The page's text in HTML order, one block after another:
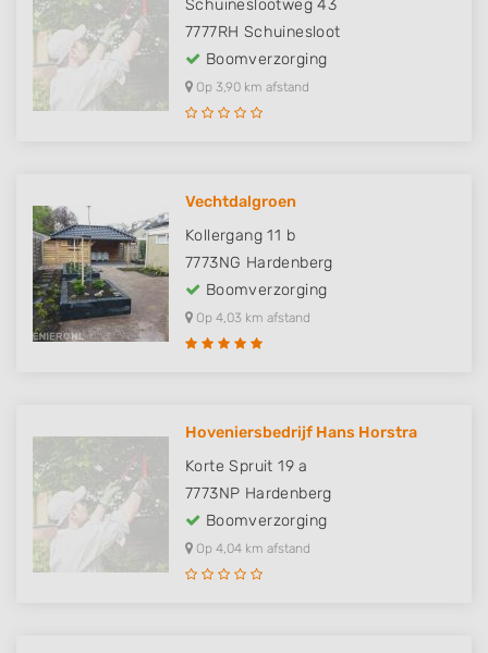
Schuineslootweg 43
7777RH Schuinesloot
Boomverzorging
Op 3,90 km afstand
Vechtdalgroen
Kollergang 11 b
7773NG Hardenberg
Boomverzorging
Op 4,03 km afstand
Hoveniersbedrijf Hans Horstra
Korte Spruit 19 a
7773NP Hardenberg
Boomverzorging
Op 4,04 km afstand